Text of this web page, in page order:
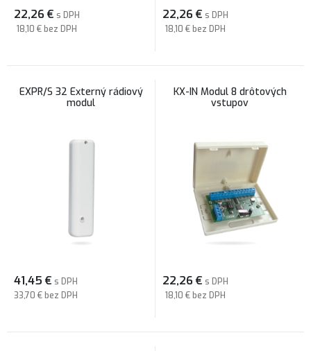
22,26 € s DPH
18,10 € bez DPH
22,26 € s DPH
18,10 € bez DPH
EXPR/S 32 Externý rádiový
modul
41,45 € s DPH
33,70 € bez DPH
KX-IN Modul 8 drôtových
vstupov
22,26 € s DPH
18,10 € bez DPH